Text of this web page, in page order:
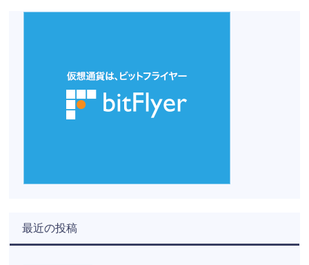
最近の投稿